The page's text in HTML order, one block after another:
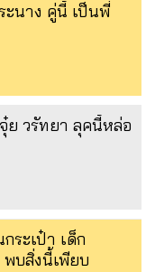
ะนาง คู่นี้ เป็นพี่
ย วรัทยา ลุคนี้หล่อ
ระเป๋า เด็ก
พบสิ่งนี้เพียบ